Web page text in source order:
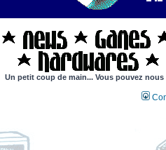
Un petit coup de main... Vous pouvez